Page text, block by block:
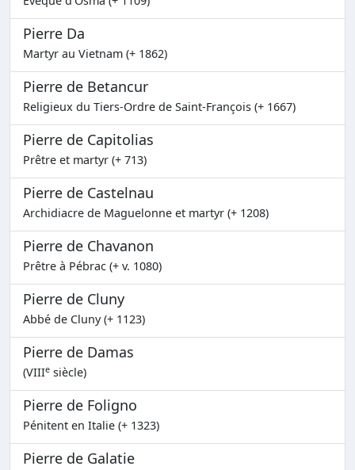
Pierre Da
Martyr au Vietnam (+ 1862)
Pierre de Betancur
Religieux du Tiers-Ordre de Saint-François (+ 1667)
Pierre de Capitolias
Prêtre et martyr (+ 713)
Pierre de Castelnau
Archidiacre de Maguelonne et martyr (+ 1208)
Pierre de Chavanon
Prêtre à Pébrac (+ v. 1080)
Pierre de Cluny
Abbé de Cluny (+ 1123)
Pierre de Damas
(VIIIe siècle)
Pierre de Foligno
Pénitent en Italie (+ 1323)
Pierre de Galatie